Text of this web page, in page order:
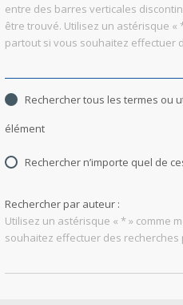
entre des barres verticales
être trouvé. Utilisez un astérisque «
partout si vous souhaitez effectuer
Rechercher tous les termes ou
élément
Rechercher n’importe quel de
Rechercher par auteur :
Utilisez un astérisque « * » comme
souhaitez effectuer des recherches